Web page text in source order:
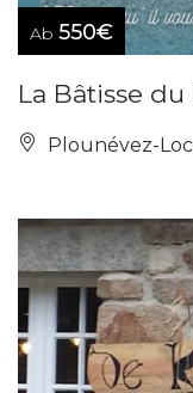
Ab 550€
La Bâtisse
Plounévez-